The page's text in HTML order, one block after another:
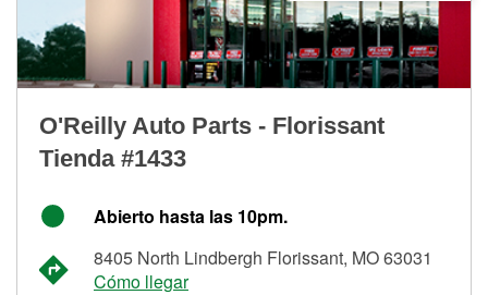
O'Reilly Auto Parts - Florissant
Tienda #1433
Abierto hasta las 10pm.
8405 North Lindbergh Florissant, MO 63031
Cómo llegar